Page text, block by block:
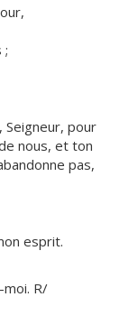
;
Seigneur, pour
nous, et ton
pas,
esprit.
R/